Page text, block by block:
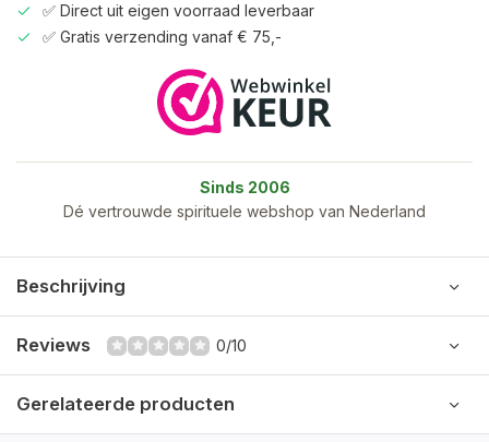
✅ Direct uit eigen voorraad leverbaar
✅ Gratis verzending vanaf € 75,-
Sinds 2006
Dé vertrouwde spirituele webshop van Nederland
Beschrijving
Reviews 0/10
Gerelateerde producten